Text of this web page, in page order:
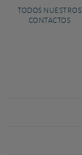
TODOS NUESTROS
CONTACTOS